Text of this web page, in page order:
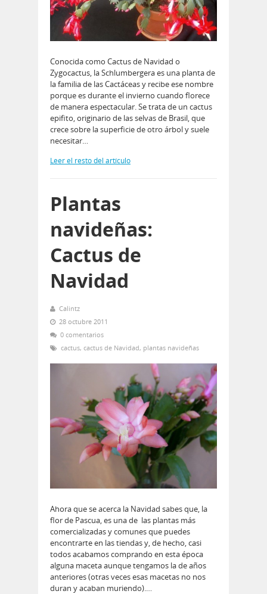
Conocida como Cactus de Navidad o
Zygocactus, la Schlumbergera es una planta de
la familia de las Cactáceas y recibe ese nombre
porque es durante el invierno cuando florece
de manera espectacular. Se trata de un cactus
epifito, originario de las selvas de Brasil, que
crece sobre la superficie de otro árbol y suele
necesitar…
Leer el resto del artículo
Plantas
navideñas:
Cactus de
Navidad
Calintz
28 octubre 2011
0 comentarios
cactus, cactus de Navidad, plantas navideñas
Ahora que se acerca la Navidad sabes que, la
flor de Pascua, es una de las plantas más
comercializadas y comunes que puedes
encontrarte en las tiendas y, de hecho, casi
todos acabamos comprando en esta época
alguna maceta aunque tengamos la de años
anteriores (otras veces esas macetas no nos
duran y acaban muriendo).…